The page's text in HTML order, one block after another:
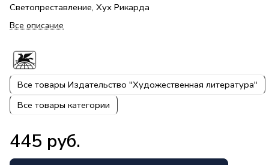
Светопреставление, Хух Рикарда
Все описание
Все товары Издательство "Художественная литература"
Все товары категории
445 руб.